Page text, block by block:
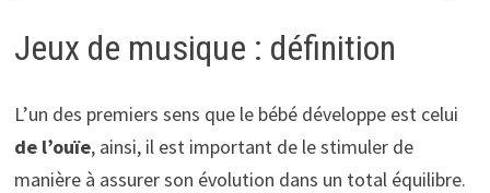
Jeux de musique : définition
L’un des premiers sens que le bébé développe est celui
de l’ouïe, ainsi, il est important de le stimuler de
manière à assurer son évolution dans un total équilibre.